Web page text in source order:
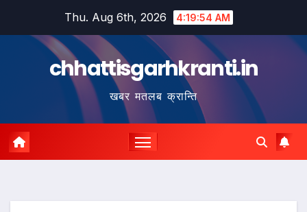
Thu. Aug 6th, 2026 4:19:55 AM
chhattisgarhkranti.in
खबर मतलब क्रान्ति